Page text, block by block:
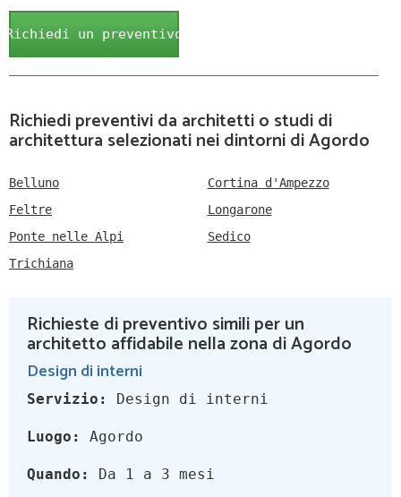
Richiedi un preventivo
Richiedi preventivi da architetti o studi di
architettura selezionati nei dintorni di Agordo
Belluno
Cortina d'Ampezzo
Feltre
Longarone
Ponte nelle Alpi
Sedico
Trichiana
Richieste di preventivo simili per un
architetto affidabile nella zona di Agordo
Design di interni
Servizio: Design di interni
Luogo: Agordo
Quando: Da 1 a 3 mesi